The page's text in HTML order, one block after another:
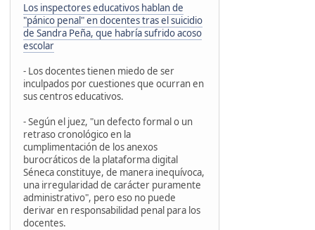
Los inspectores educativos hablan de
"pánico penal" en docentes tras el suicidio
de Sandra Peña, que habría sufrido acoso
escolar
- Los docentes tienen miedo de ser
inculpados por cuestiones que ocurran en
sus centros educativos.
- Según el juez, "un defecto formal o un
retraso cronológico en la
cumplimentación de los anexos
burocráticos de la plataforma digital
Séneca constituye, de manera inequívoca,
una irregularidad de carácter puramente
administrativo", pero eso no puede
derivar en responsabilidad penal para los
docentes.